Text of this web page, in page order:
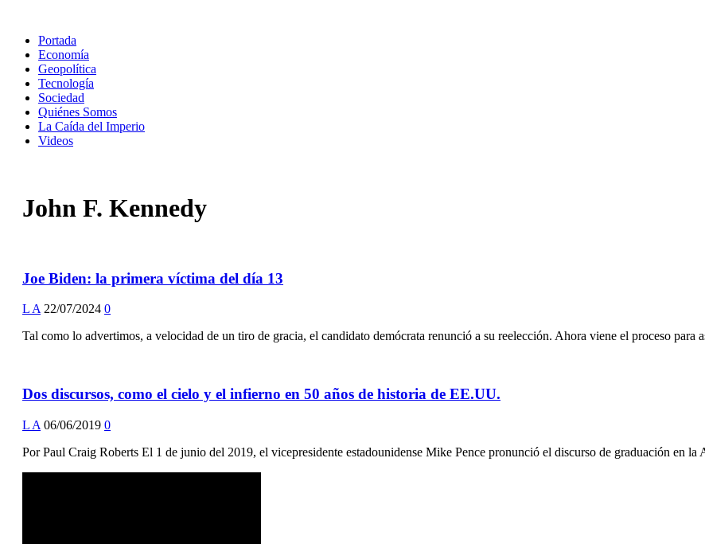
Portada
Economía
Geopolítica
Tecnología
Sociedad
Quiénes Somos
La Caída del Imperio
Videos
John F. Kennedy
Joe Biden: la primera víctima del día 13
L A 22/07/2024 0
Tal como lo advertimos, a velocidad de un tiro de gracia, el candidato demócrata renunció a su reelección. Ahora viene el proceso para
Dos discursos, como el cielo y el infierno en 50 años de historia de EE.UU.
L A 06/06/2019 0
Por Paul Craig Roberts El 1 de junio del 2019, el vicepresidente estadounidense Mike Pence pronunció el discurso de graduación en la